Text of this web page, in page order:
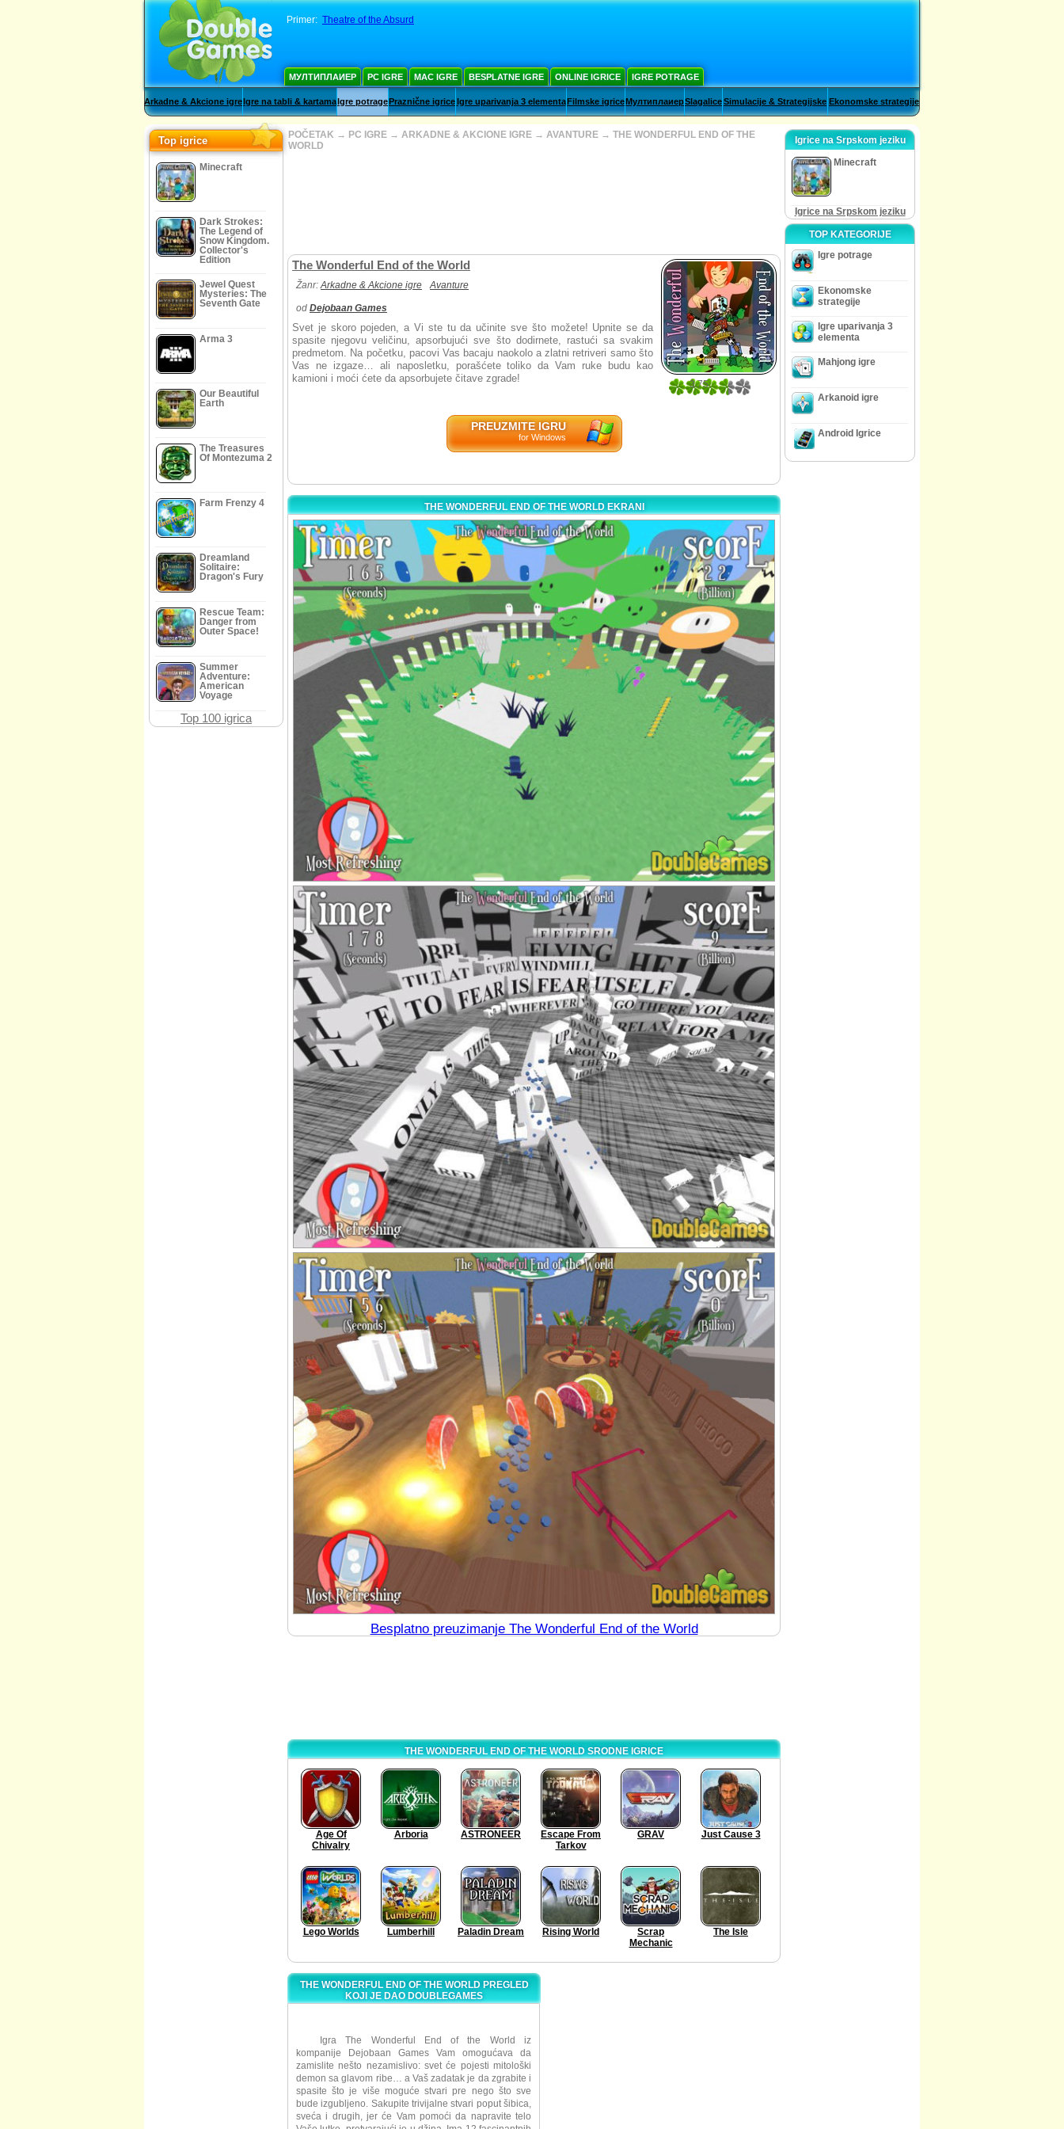
Primer: Theatre of the Absurd
МУЛТИПЛАИЕР PC IGRE MAC IGRE BESPLATNE IGRE ONLINE IGRICE IGRE POTRAGE
Arkadne & Akcione igreIgre na tabli & kartamaIgre potragePraznične igriceIgre uparivanja 3 elementaFilmske igriceМултиплаиерSlagaliceSimulacije & Strategijske Ekonomske strategije
Top igrice
Minecraft
Dark Strokes:
The Legend of
Snow Kingdom.
Collector's
Edition
Jewel Quest
Mysteries: The
Seventh Gate
Arma 3
Our Beautiful
Earth
The Treasures
Of Montezuma 2
Farm Frenzy 4
Dreamland
Solitaire:
Dragon's Fury
Rescue Team:
Danger from
Outer Space!
Summer
Adventure:
American
Voyage
Top 100 igrica
POČETAK → PC IGRE → ARKADNE & AKCIONE IGRE → AVANTURE → THE WONDERFUL END OF THE
WORLD
3.75
The Wonderful End of the World
Žanr:Arkadne & Akcione igre Avanture
od Dejobaan Games
Svet je skoro pojeden, a Vi ste tu da učinite sve što možete! Upnite se da
spasite njegovu veličinu, apsorbujući sve što dodirnete, rastući sa svakim
predmetom. Na početku, pacovi Vas bacaju naokolo a zlatni retriveri samo što
Vas ne izgaze… ali naposletku, porašćete toliko da Vam ruke budu kao
kamioni i moći ćete da apsorbujete čitave zgrade!
PREUZMITE IGRU
for Windows
THE WONDERFUL END OF THE WORLD EKRANI
Besplatno preuzimanje The Wonderful End of the World
THE WONDERFUL END OF THE WORLD SRODNE IGRICE
Age Of
Chivalry
Arboria ASTRONEER
Escape From
Tarkov
GRAV Just Cause 3
Lego Worlds Lumberhill Paladin Dream Rising World
Scrap
Mechanic
The Isle
THE WONDERFUL END OF THE WORLD PREGLED
KOJI JE DAO DOUBLEGAMES
Igra The Wonderful End of the World iz
kompanije Dejobaan Games Vam omogućava da
zamislite nešto nezamislivo: svet će pojesti mitološki
demon sa glavom ribe… a Vaš zadatak je da zgrabite i
spasite što je više moguće stvari pre nego što sve
bude izgubljeno. Sakupite trivijalne stvari poput šibica,
sveća i drugih, jer će Vam pomoći da napravite telo
Igrice na Srpskom jeziku
Minecraft
Igrice na Srpskom jeziku
TOP KATEGORIJE
Igre potrage
Ekonomske
strategije
Igre uparivanja 3
elementa
Mahjong igre
Arkanoid igre
Android Igrice